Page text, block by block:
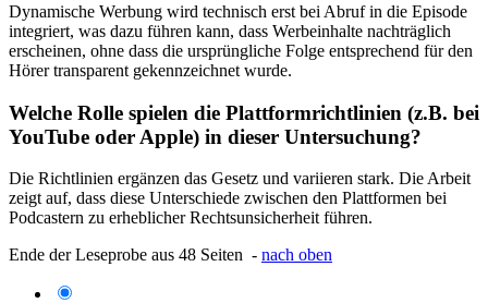
Dynamische Werbung wird technisch erst bei Abruf in die Episode
integriert, was dazu führen kann, dass Werbeinhalte nachträglich
erscheinen, ohne dass die ursprüngliche Folge entsprechend für den
Hörer transparent gekennzeichnet wurde.
Welche Rolle spielen die Plattformrichtlinien (z.B. bei
YouTube oder Apple) in dieser Untersuchung?
Die Richtlinien ergänzen das Gesetz und variieren stark. Die Arbeit
zeigt auf, dass diese Unterschiede zwischen den Plattformen bei
Podcastern zu erheblicher Rechtsunsicherheit führen.
Ende der Leseprobe aus 48 Seiten - nach oben